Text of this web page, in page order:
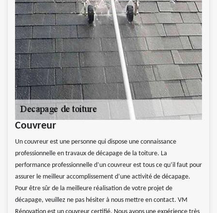
Couvreur
Un couvreur est une personne qui dispose une connaissance
professionnelle en travaux de décapage de la toiture. La
performance professionnelle d’un couvreur est tous ce qu’il faut pour
assurer le meilleur accomplissement d’une activité de décapage.
Pour être sûr de la meilleure réalisation de votre projet de
décapage, veuillez ne pas hésiter à nous mettre en contact. VM